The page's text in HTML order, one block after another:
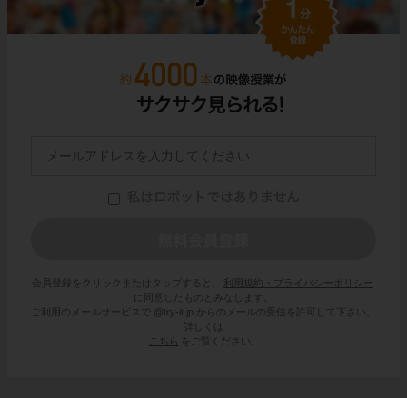
会員登録をクリックまたはタップすると、
利用規約・プライバシーポリシー
に同意したものとみなします。
ご利用のメールサービスで @try-it.jp からのメールの受信を許可して下さい。
詳しくは
こちら
をご覧ください。